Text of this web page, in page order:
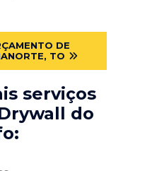
DE
TO
serviços
do